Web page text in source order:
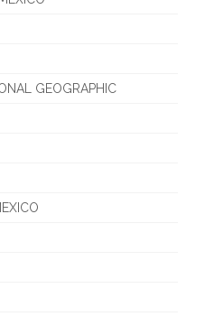
GEOGRAPHIC